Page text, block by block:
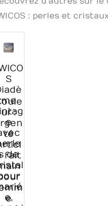
: perles et
S
me
e
de
e,
ur :
té
fait
e